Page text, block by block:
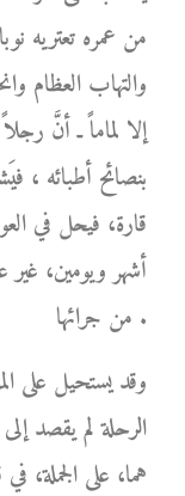
من عمره تعتريه
والتهاب العظام
إلا لماماً ـ أنَّ
بنصائح أطبائه ،
قارة، فيحل في
أشهر ويومين، غير
من جرائها .
وقد يستحيل على
الرحلة لم يقصد
هما، على